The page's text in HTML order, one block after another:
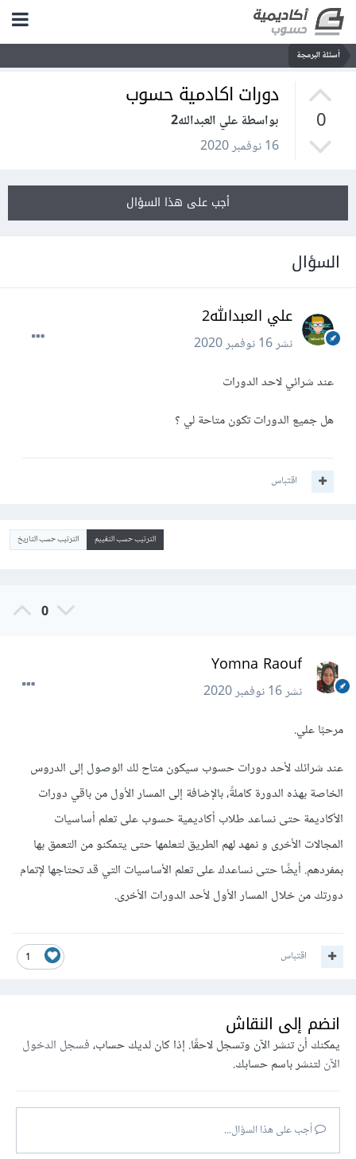
أسئلة البرمجة
0
دورات اكادمية حسوب
بواسطة علي العبدالله2
16 نوفمبر 2020
أجب على هذا السؤال
السؤال
علي العبدالله2
نشر16 نوفمبر 2020
عند شرائي لاحد الدورات
هل جميع الدورات تكون متاحة لي ؟
اقتباس
الترتيب حسب التقييم الترتيب حسب التاريخ
0
Yomna Raouf
نشر16 نوفمبر 2020
مرحبًا علي.
عند شرائك لأحد دورات حسوب سيكون متاح لك الوصول إلى الدروس
الخاصة بهذه الدورة كاملةً، بالإضافة إلى المسار الأول من باقي دورات
الأكاديمة حتى نساعد طلاب أكاديمية حسوب على تعلم أساسيات
المجالات الأخرى و نمهد لهم الطريق لتعلمها حتى يتمكنو من التعمق بها
بمفردهم. أيضًا حتى نساعدك على تعلم الأساسيات التي قد تحتاجها لإتمام
دورتك من خلال المسار الأول لأحد الدورات الأخرى.
1 اقتباس
انضم إلى النقاش
يمكنك أن تنشر الآن وتسجل لاحقًا. إذا كان لديك حساب،فسجل الدخول
الآنلتنشر باسم حسابك.
أجب على هذا السؤال...